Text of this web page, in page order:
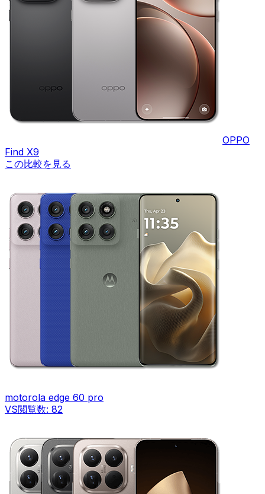
OPPO
Find X9
この比較を見る
motorola edge 60 pro
VS閲覧数: 82